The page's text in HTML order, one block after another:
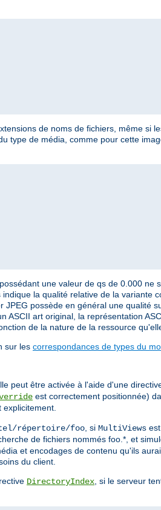
de noms de fichiers, même si
de média, comme pour cette
une valeur de qs de 0.000 ne
la qualité relative de la variante
possède en général une qualité
art original, la représentation
de la nature de la ressource
sur les correspondances de types du
peut être activée à l'aide d'une
est correctement positionnée)
explicitement.
répertoire/foo, si MultiViews
de fichiers nommés foo.*, et
et encodages de contenu qu'ils
du client.
DirectoryIndex, si le serveur